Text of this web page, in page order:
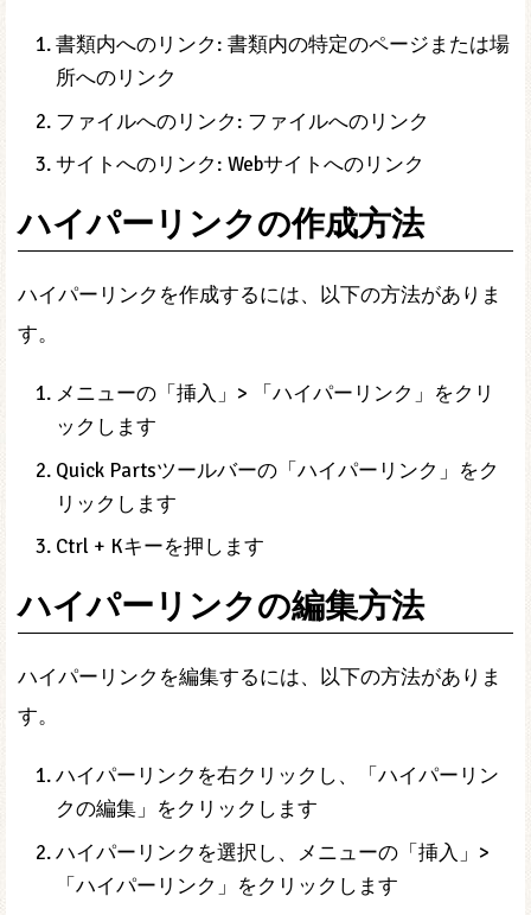
書類内へのリンク: 書類内の特定のページまたは場
所へのリンク
ファイルへのリンク: ファイルへのリンク
サイトへのリンク: Webサイトへのリンク
ハイパーリンクの作成方法
ハイパーリンクを作成するには、以下の方法がありま
す。
メニューの「挿入」> 「ハイパーリンク」をクリ
ックします
Quick Partsツールバーの「ハイパーリンク」をク
リックします
Ctrl + Kキーを押します
ハイパーリンクの編集方法
ハイパーリンクを編集するには、以下の方法がありま
す。
ハイパーリンクを右クリックし、「ハイパーリン
クの編集」をクリックします
ハイパーリンクを選択し、メニューの「挿入」>
「ハイパーリンク」をクリックします